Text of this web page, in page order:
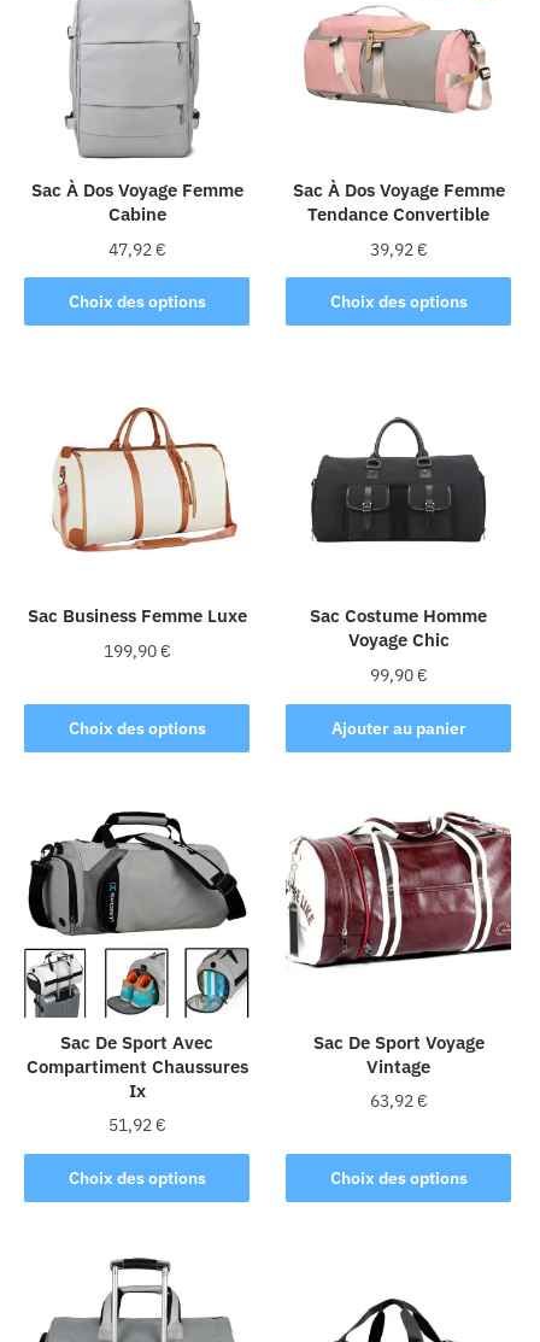
Les
options
peuvent
être
la
page
du
produit
Sac À Dos Voyage Femme
Cabine
47,92€
Choix des options
Ce
produit
variations.
Les
options
peuvent
être
choisies
la
page
produit
Sac À Dos Voyage Femme
Tendance Convertible
39,92€
Choix des options
Ce
produit
Les
options
peuvent
être
la
page
du
produit
Sac Business Femme Luxe
199,90€
Choix des options
produit
a
variations.
Les
options
peuvent
être
choisies
sur
la
page
du
produit
Sac Costume Homme
Voyage Chic
99,90€
Ajouter au panier
Sac De Sport Avec
Compartiment Chaussures
Ix
51,92€
Choix des options
Ce
produit
plusieurs
variations.
Les
Sac De Sport Voyage
Vintage
63,92€
Choix des options
produit
a
options